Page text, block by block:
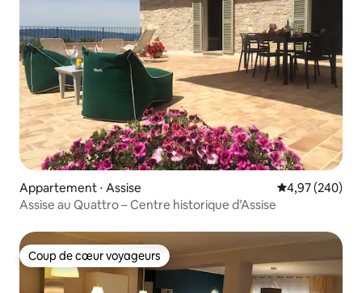
Appartement ⋅ Assise Évaluation
4,97 (240)
Assise au Quattro – Centre historique d’Assise
Coup de cœur voyageurs
Coup de cœur voyageurs